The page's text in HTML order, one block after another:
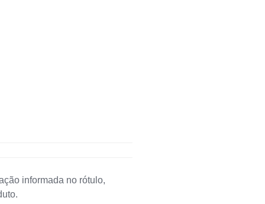
informada no rótulo,